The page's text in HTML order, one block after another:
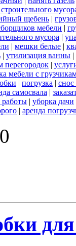
щебень |
мебели |
мусора |
| мешки белые |
| утилизация ванны |
перегородок |
мебели с
| погрузка | снос
самосвала |
работы | уборка дачи
| аренда
для